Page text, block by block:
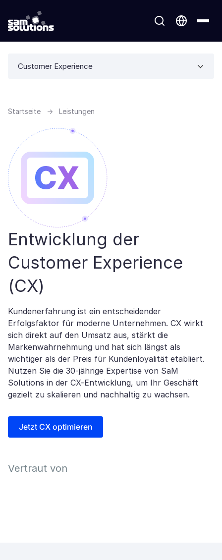
Customer Experience
Startseite → Leistungen
Entwicklung der
Customer Experience
(CX)
Kundenerfahrung ist ein entscheidender
Erfolgsfaktor für moderne Unternehmen. CX wirkt
sich direkt auf den Umsatz aus, stärkt die
Markenwahrnehmung und hat sich längst als
wichtiger als der Preis für Kundenloyalität etabliert.
Nutzen Sie die 30-jährige Expertise von SaM
Solutions in der CX-Entwicklung, um Ihr Geschäft
gezielt zu skalieren und nachhaltig zu wachsen.
Jetzt CX optimieren
Vertraut von